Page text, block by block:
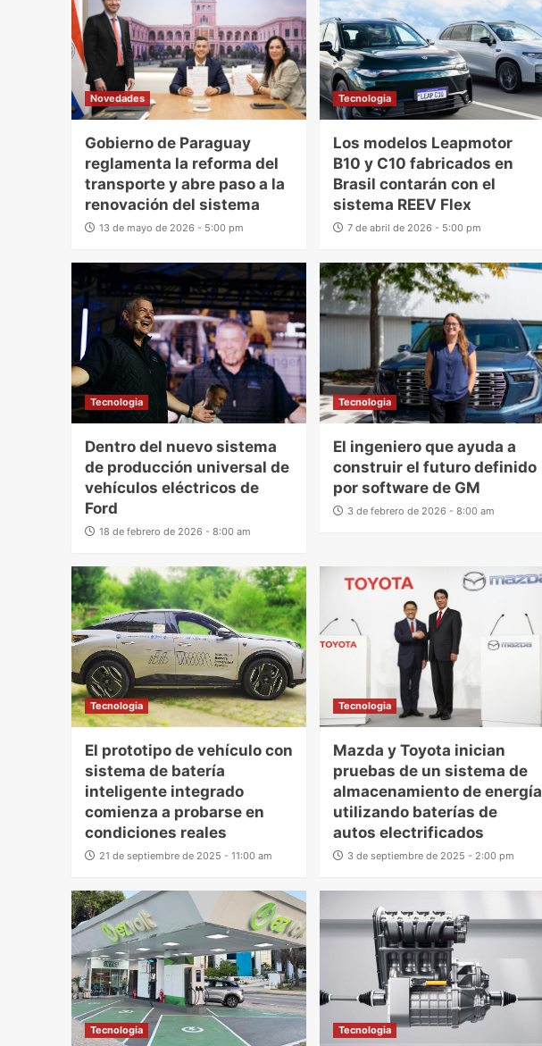
Novedades
Gobierno de Paraguay
reglamenta la reforma del
transporte y abre paso a la
renovación del sistema
13 de mayo de 2026 - 5:00 pm
Tecnologia
Los modelos Leapmotor
B10 y C10 fabricados en
Brasil contarán con el
sistema REEV Flex
7 de abril de 2026 - 5:00 pm
Tecnologia
Dentro del nuevo sistema
de producción universal de
vehículos eléctricos de
Ford
18 de febrero de 2026 - 8:00 am
Tecnologia
El ingeniero que ayuda a
construir el futuro definido
por software de GM
3 de febrero de 2026 - 8:00 am
Tecnologia
El prototipo de vehículo con
sistema de batería
inteligente integrado
comienza a probarse en
condiciones reales
21 de septiembre de 2025 - 11:00 am
Tecnologia
Mazda y Toyota inician
pruebas de un sistema de
almacenamiento de energía
utilizando baterías de
autos electrificados
3 de septiembre de 2025 - 2:00 pm
Tecnologia Tecnologia